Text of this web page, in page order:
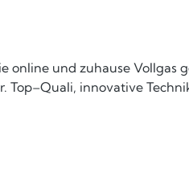
online und zuhause Vollgas
innovative